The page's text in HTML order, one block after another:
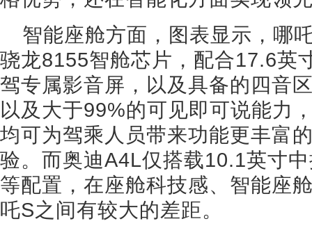
智能座舱方面，图表显示，哪
骁龙8155智舱芯片，配合17.6英
驾专属影音屏，以及具备的四音
以及大于99%的可见即可说能力
均可为驾乘人员带来功能更丰富
验。而奥迪A4L仅搭载10.1英寸
等配置，在座舱科技感、智能座
吒S之间有较大的差距。